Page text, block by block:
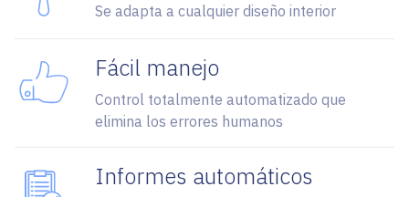
Se adapta a cualquier diseño interior
Fácil manejo
Control totalmente automatizado que
elimina los errores humanos
Informes automáticos